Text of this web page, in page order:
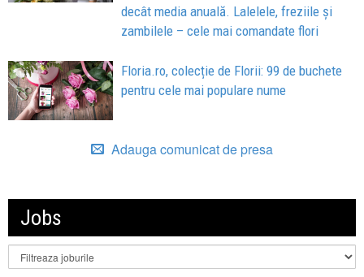
decât media anuală. Lalelele, freziile și
zambilele – cele mai comandate flori
Floria.ro, colecție de Florii: 99 de buchete
pentru cele mai populare nume
Adauga comunicat de presa
Jobs